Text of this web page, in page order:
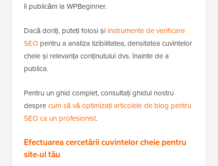
îl publicăm la WPBeginner.
Dacă doriți, puteți folosi și instrumente de verificare
SEO pentru a analiza lizibilitatea, densitatea cuvintelor
cheie și relevanța conținutului dvs. înainte de a
publica.
Pentru un ghid complet, consultați ghidul nostru
desprecum să vă optimizați articolele de blog pentru
SEO ca un profesionist.
Efectuarea cercetării cuvintelor cheie pentru
site-ul tău